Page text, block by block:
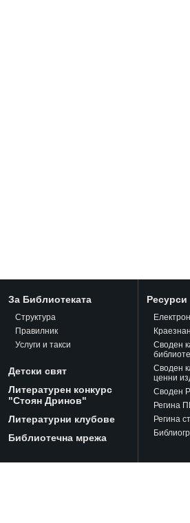
За Библиотеката
Структура
Правилник
Услуги и такси
Детски свят
Литературен конкурс
"Стоян Дринов"
Литературни клубове
Библиотечна мрежа
Ресурси
Своден
Своден
ценни
Своден
Регина
Регина